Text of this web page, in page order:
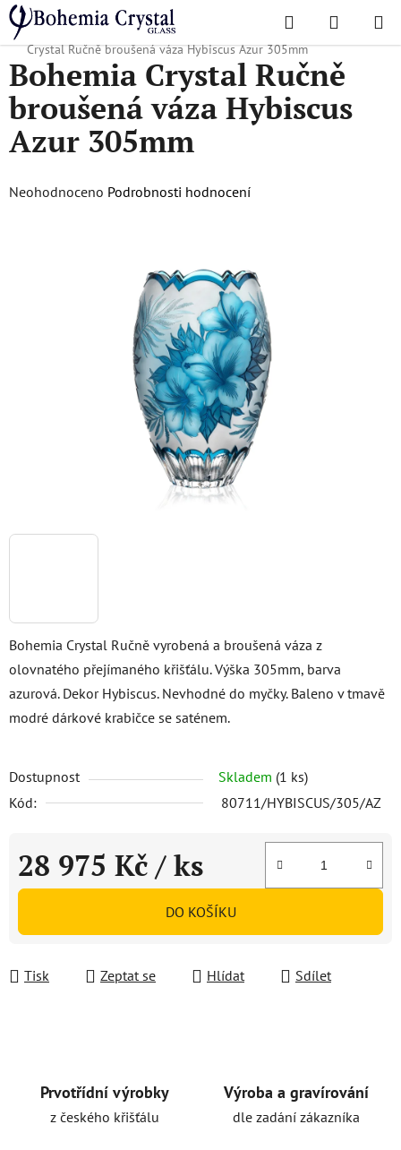
Přejít
na
obsah
Hledat
KOŠÍK
Domů
/ Oblíbené kolekce / Vánoční nabídka Dárky pro ni
Bohemia
Crystal Ručně broušená váza Hybiscus Azur 305mm
Bohemia Crystal Ručně vyrobená a broušená váza z
olovnatého přejímaného křišťálu. Výška 305mm, barva
azurová. Dekor Hybiscus. Nevhodné do myčky. Baleno v tmavě
modré dárkové krabičce se saténem.
Dostupnost Skladem (1 ks)
Kód:
80711/HYBISCUS/305/AZ
28 975 Kč / ks
Měrná cena:
DO KOŠÍKU
Tisk Zeptat se Hlídat Sdílet
Bohemia Crystal Ručně
broušená váza Hybiscus
Azur 305mm
Průměrné
Neohodnoceno Podrobnosti hodnocení
Prvotřídní výrobky
z českého křišťálu
Výroba a gravírování
dle zadání zákazníka